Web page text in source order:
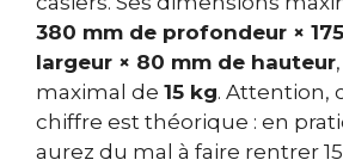
380 mm de profondeur ×
largeur × 80 mm de hauteur
maximal de 15 kg. Attention,
chiffre est théorique : en
aurez du mal à faire rentrer